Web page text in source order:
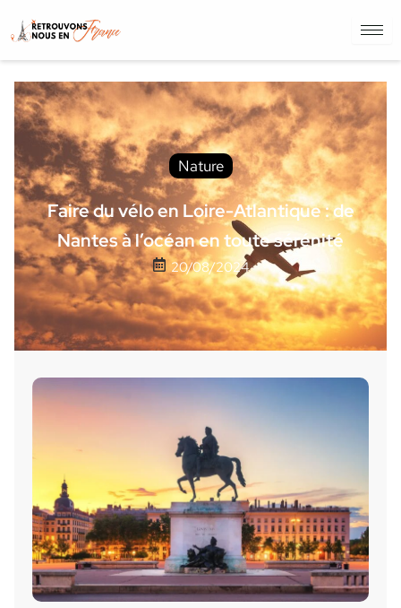
Nature
Faire du vélo en Loire-Atlantique : de
Nantes à l’océan en toute sérénité
20/08/2024